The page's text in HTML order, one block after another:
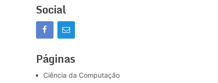
Social
Páginas
Ciência da Computação